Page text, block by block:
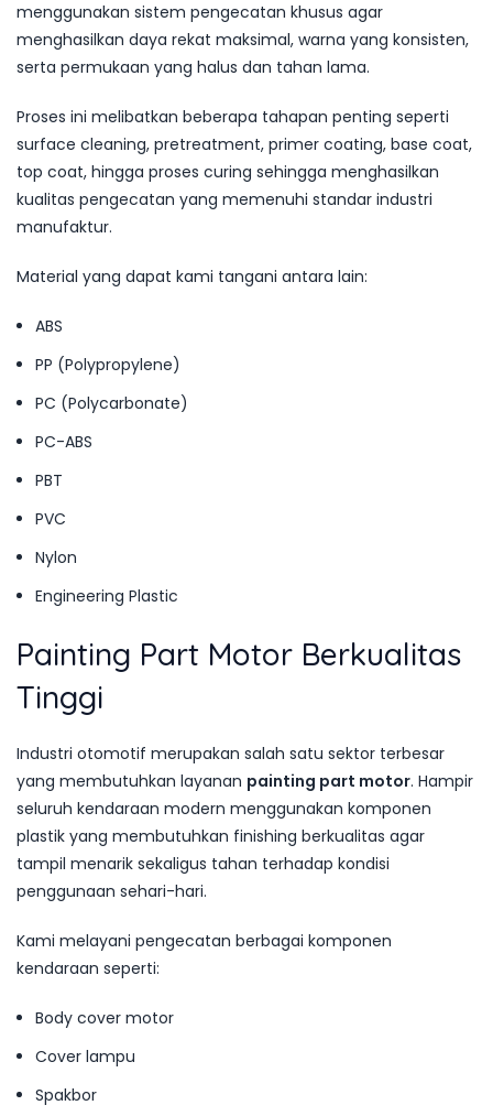
menggunakan sistem pengecatan khusus agar
menghasilkan daya rekat maksimal, warna yang konsisten,
serta permukaan yang halus dan tahan lama.
Proses ini melibatkan beberapa tahapan penting seperti
surface cleaning, pretreatment, primer coating, base coat,
top coat, hingga proses curing sehingga menghasilkan
kualitas pengecatan yang memenuhi standar industri
manufaktur.
Material yang dapat kami tangani antara lain:
ABS
PP (Polypropylene)
PC (Polycarbonate)
PC-ABS
PBT
PVC
Nylon
Engineering Plastic
Painting Part Motor Berkualitas
Tinggi
Industri otomotif merupakan salah satu sektor terbesar
yang membutuhkan layanan painting part motor. Hampir
seluruh kendaraan modern menggunakan komponen
plastik yang membutuhkan finishing berkualitas agar
tampil menarik sekaligus tahan terhadap kondisi
penggunaan sehari-hari.
Kami melayani pengecatan berbagai komponen
kendaraan seperti:
Body cover motor
Cover lampu
Spakbor